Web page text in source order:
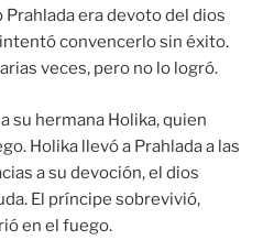
Prahlada era devoto del dios
convencerlo sin éxito.
veces, pero no lo logró.
su hermana Holika, quien
Holika llevó a Prahlada a las
a su devoción, el dios
El príncipe sobrevivió,
en el fuego.